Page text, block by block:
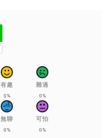
有趣
0%
難過
0%
無聊
0%
可怕
0%